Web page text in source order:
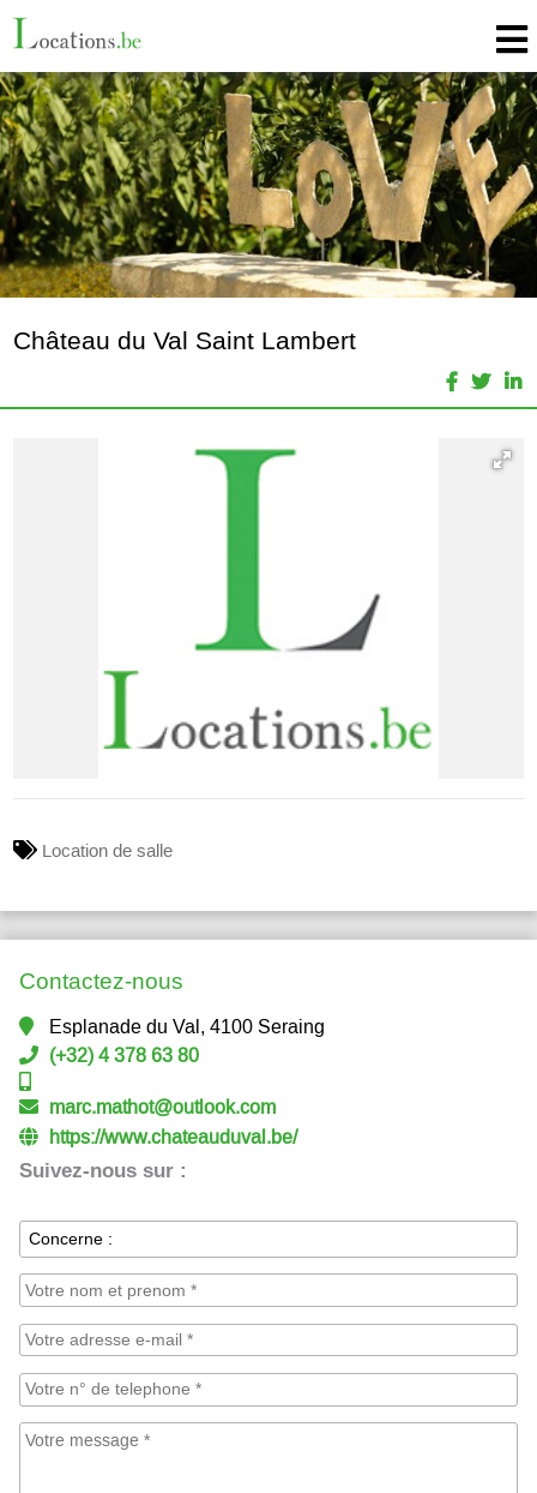
Château du Val Saint Lambert
Location de salle
Contactez-nous
Esplanade du Val, 4100 Seraing
(+32) 4 378 63 80
marc.mathot@outlook.com
https://www.chateauduval.be/
Suivez-nous sur :